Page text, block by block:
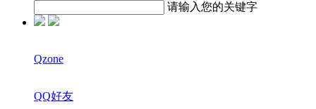
请输入您的关键字
Qzone
QQ好友